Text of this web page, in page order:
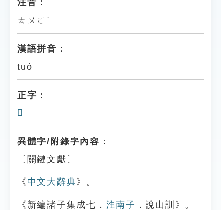
注音：
ㄊㄨㄛˊ
漢語拼音：
tuó
正字：
𤛩
異體字/附錄字內容：
〔關鍵文獻〕
《 中文大辭典 》。
《新編諸子集成七． 淮南子 ．說山訓》。